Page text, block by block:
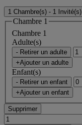
1 Chambre(s) - 1 Invité(s)
Chambre 1
Chambre 1
Adulte(s)
- Retirer un adulte
+Ajouter un adulte
Enfant(s)
- Retirer un enfant
+Ajouter un enfant
Supprimer